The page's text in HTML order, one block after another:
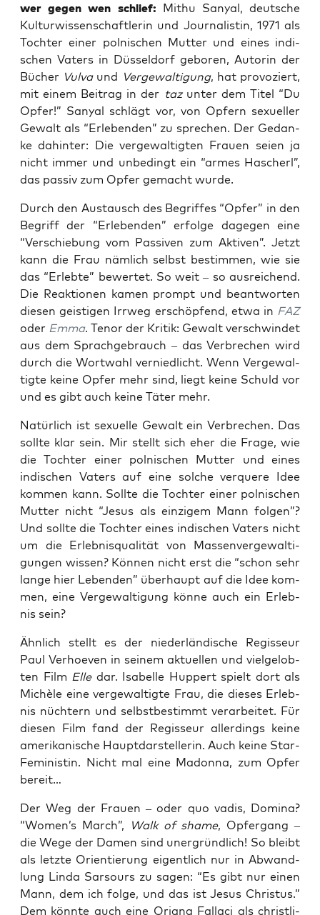
wer gegen wen schlief: Mit­hu San­y­al, deut­sche
Kul­tur­wis­sen­schaft­le­rin und Jour­na­lis­tin, 1971 als
Toch­ter einer pol­ni­schen Mut­ter und eines indi­
schen Vaters in Düs­sel­dorf gebo­ren, Autorin der
Bücher Vul­vaund Ver­ge­wal­ti­gung, hat pro­vo­ziert,
mit einem Bei­trag in der tazunter dem Titel “Du
Opfer!” San­y­al schlägt vor, von Opfern sexu­el­ler
Gewalt als “Erle­ben­den” zu spre­chen. Der Gedan­
ke dahin­ter: Die ver­ge­wal­tig­ten Frau­en sei­en ja
nicht immer und unbe­dingt ein “armes Hascherl”,
das pas­siv zum Opfer gemacht wurde.
Durch den Aus­tausch des Begrif­fes “Opfer” in den
Begriff der “Erle­ben­den” erfol­ge dage­gen eine
“Ver­schie­bung vom Pas­si­ven zum Akti­ven”. Jetzt
kann die Frau näm­lich selbst bestim­men, wie sie
das “Erleb­te” bewer­tet. So weit – so aus­rei­chend.
Die Reak­tio­nen kamen prompt und beant­wor­ten
die­sen geis­ti­gen Irr­weg erschöp­fend, etwa in FAZ
oder Emma. Tenor der Kri­tik: Gewalt ver­schwin­det
aus dem Sprach­ge­brauch – das Ver­bre­chen wird
durch die Wort­wahl ver­nied­licht. Wenn Ver­ge­wal­
tig­te kei­ne Opfer mehr sind, liegt kei­ne Schuld vor
und es gibt auch kei­ne Täter mehr.
Natür­lich ist sexu­el­le Gewalt ein Ver­bre­chen. Das
soll­te klar sein. Mir stellt sich eher die Fra­ge, wie
die Toch­ter einer pol­ni­schen Mut­ter und eines
indi­schen Vaters auf eine sol­che ver­que­re Idee
kom­men kann. Soll­te die Toch­ter einer pol­ni­schen
Mut­ter nicht “Jesus als ein­zi­gem Mann fol­gen”?
Und soll­te die Toch­ter eines indi­schen Vaters nicht
um die Erleb­nis­qua­li­tät von Mas­sen­ver­ge­wal­ti­
gun­gen wis­sen? Kön­nen nicht erst die “schon sehr
lan­ge hier Leben­den” über­haupt auf die Idee kom­
men, eine Ver­ge­wal­ti­gung kön­ne auch ein Erleb­
nis sein?
Ähn­lich stellt es der nie­der­län­di­sche Regis­seur
Paul Ver­hoe­ven in sei­nem aktu­el­len und viel­ge­lob­
ten Film Elledar. Isa­bel­le Hup­pert spielt dort als
Mic­hè­le eine ver­ge­wal­tig­te Frau, die die­ses Erleb­
nis nüch­tern und selbst­be­stimmt ver­ar­bei­tet. Für
die­sen Film fand der Regis­seur aller­dings kei­ne
ame­ri­ka­ni­sche Haupt­dar­stel­le­rin. Auch kei­ne Star-
Femi­nis­tin. Nicht mal eine Madon­na, zum Opfer
bereit…
Der Weg der Frau­en – oder quo vadis, Domi­na?
“Women’s March”, Walk of shame, Opfer­gang –
die Wege der Damen sind uner­gründ­lich! So bleibt
als letz­te Ori­en­tie­rung eigent­lich nur in Abwand­
lung Lin­da Sar­sours zu sagen: “Es gibt nur einen
Mann, dem ich fol­ge, und das ist Jesus Chris­tus.”
Dem könn­te auch eine Oria­na Fall­a­ci als christ­li­